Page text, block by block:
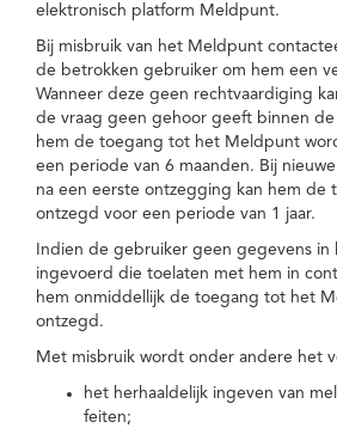
elektronisch platform Meldpunt.
Bij misbruik van het Meldpunt
de betrokken gebruiker om hem een
Wanneer deze geen rechtvaardiging
de vraag geen gehoor geeft binnen
hem de toegang tot het Meldpunt
een periode van 6 maanden. Bij
na een eerste ontzegging kan hem de
ontzegd voor een periode van 1 jaar.
Indien de gebruiker geen gegevens
ingevoerd die toelaten met hem in
hem onmiddellijk de toegang tot het
ontzegd.
Met misbruik wordt onder andere het
het herhaaldelijk ingeven van
feiten;